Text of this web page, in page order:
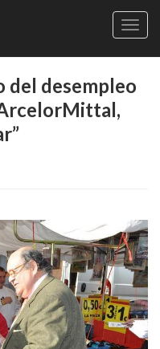
del desempleo